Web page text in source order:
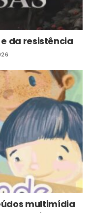
da resistência
multimídia